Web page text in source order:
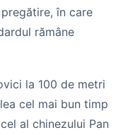
în care
rămâne
la 100 de metri
cel mai bun timp
al chinezului Pan